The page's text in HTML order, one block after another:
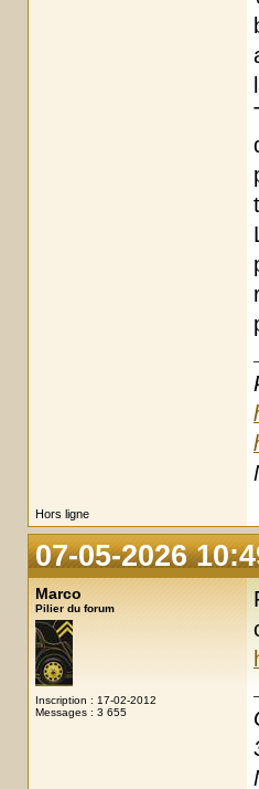
Hors ligne
07-05-2026
Marco
Pilier du forum
Inscription : 17-02-2012
Messages : 3 655